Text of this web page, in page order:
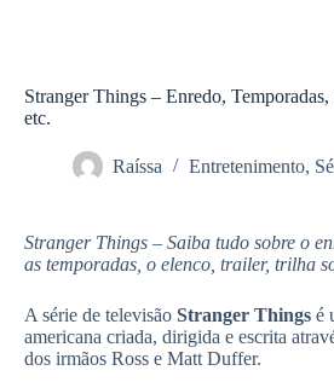
Stranger Things – Enredo,
etc.
Raíssa Entretenimento,
Stranger Things – Saiba tudo sobre o
as temporadas, o elenco, trailer, trilha
A série de televisão Stranger Things é
americana criada, dirigida e escrita
dos irmãos Ross e Matt Duffer.